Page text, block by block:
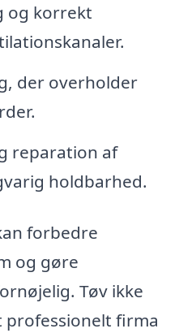
og korrekt
der overholder
reparation af
holdbarhed.
forbedre
og gøre
Tøv ikke
firma